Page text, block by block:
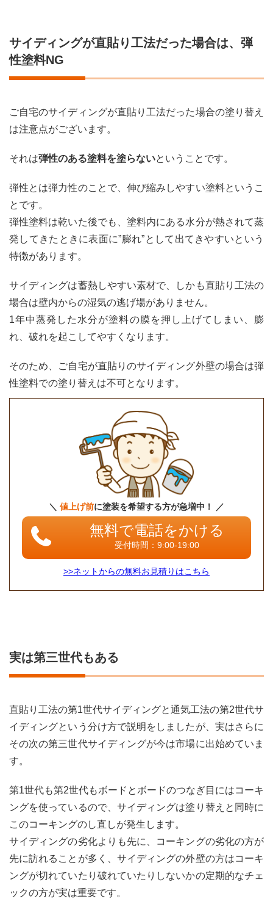
サイディングが直貼り工法だった場合は、弾
性塗料NG
ご自宅のサイディングが直貼り工法だった場合の塗り替え
は注意点がございます。
それは弾性のある塗料を塗らないということです。
弾性とは弾力性のことで、伸び縮みしやすい塗料というこ
とです。
弾性塗料は乾いた後でも、塗料内にある水分が熱されて蒸
発してきたときに表面に”膨れ”として出てきやすいという
特徴があります。
サイディングは蓄熱しやすい素材で、しかも直貼り工法の
場合は壁内からの湿気の逃げ場がありません。
1年中蒸発した水分が塗料の膜を押し上げてしまい、膨
れ、破れを起こしてやすくなります。
そのため、ご自宅が直貼りのサイディング外壁の場合は弾
性塗料での塗り替えは不可となります。
＼ 値上げ前に塗装を希望する方が急増中！ ／
無料で電話をかける
受付時間：9:00-19:00
>>ネットからの無料お見積りはこちら
実は第三世代もある
直貼り工法の第1世代サイディングと通気工法の第2世代サ
イディングという分け方で説明をしましたが、実はさらに
その次の第三世代サイディングが今は市場に出始めていま
す。
第1世代も第2世代もボードとボードのつなぎ目にはコーキ
ングを使っているので、サイディングは塗り替えと同時に
このコーキングのし直しが発生します。
サイディングの劣化よりも先に、コーキングの劣化の方が
先に訪れることが多く、サイディングの外壁の方はコーキ
ングが切れていたり破れていたりしないかの定期的なチェ
ックの方が実は重要です。